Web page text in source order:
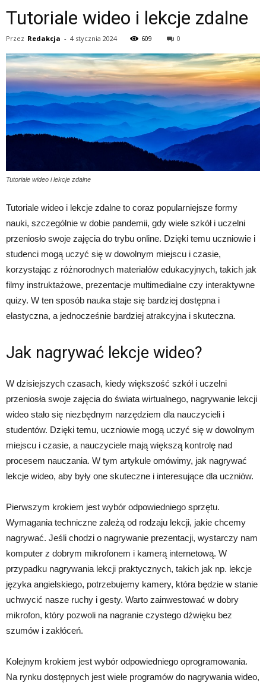
Tutoriale wideo i lekcje zdalne
Przez Redakcja - 4 stycznia 2024 609 0
Tutoriale wideo i lekcje zdalne
Tutoriale wideo i lekcje zdalne to coraz popularniejsze formy
nauki, szczególnie w dobie pandemii, gdy wiele szkół i uczelni
przeniosło swoje zajęcia do trybu online. Dzięki temu uczniowie i
studenci mogą uczyć się w dowolnym miejscu i czasie,
korzystając z różnorodnych materiałów edukacyjnych, takich jak
filmy instruktażowe, prezentacje multimedialne czy interaktywne
quizy. W ten sposób nauka staje się bardziej dostępna i
elastyczna, a jednocześnie bardziej atrakcyjna i skuteczna.
Jak nagrywać lekcje wideo?
W dzisiejszych czasach, kiedy większość szkół i uczelni
przeniosła swoje zajęcia do świata wirtualnego, nagrywanie lekcji
wideo stało się niezbędnym narzędziem dla nauczycieli i
studentów. Dzięki temu, uczniowie mogą uczyć się w dowolnym
miejscu i czasie, a nauczyciele mają większą kontrolę nad
procesem nauczania. W tym artykule omówimy, jak nagrywać
lekcje wideo, aby były one skuteczne i interesujące dla uczniów.
Pierwszym krokiem jest wybór odpowiedniego sprzętu.
Wymagania techniczne zależą od rodzaju lekcji, jakie chcemy
nagrywać. Jeśli chodzi o nagrywanie prezentacji, wystarczy nam
komputer z dobrym mikrofonem i kamerą internetową. W
przypadku nagrywania lekcji praktycznych, takich jak np. lekcje
języka angielskiego, potrzebujemy kamery, która będzie w stanie
uchwycić nasze ruchy i gesty. Warto zainwestować w dobry
mikrofon, który pozwoli na nagranie czystego dźwięku bez
szumów i zakłóceń.
Kolejnym krokiem jest wybór odpowiedniego oprogramowania.
Na rynku dostępnych jest wiele programów do nagrywania wideo,